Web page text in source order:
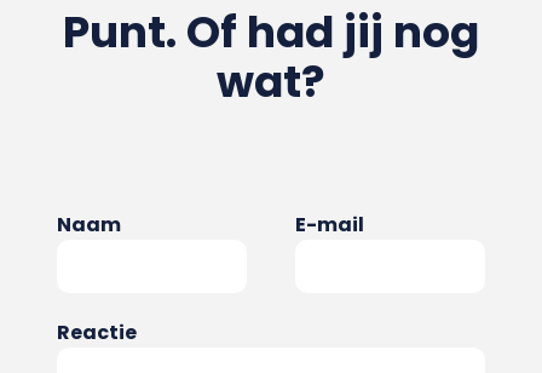
Punt. Of had jij nog
wat?
Naam E-mail
Reactie